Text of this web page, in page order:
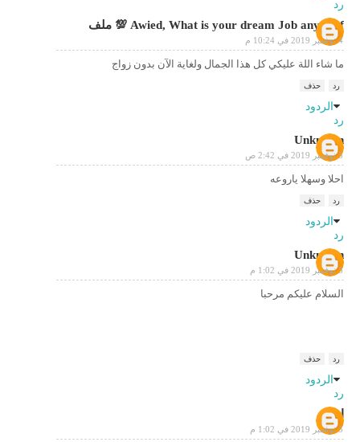
رد
Awied, What is your dream Job any jobf 💯 ملف
4 نوفمبر 2019 في 10:24 م
ما شاء اللة عليكي كل هذا الجمال ولغاية الآن بدون زواج
رد حذف
الردود
رد
Unknown
5 نوفمبر 2019 في 2:42 ص
احلا وسهلا ياروعه
رد حذف
الردود
رد
Unknown
5 نوفمبر 2019 في 1:02 م
السلام عليكم مرحبا
رد حذف
الردود
رد
اريج
5 نوفمبر 2019 في 1:02 م